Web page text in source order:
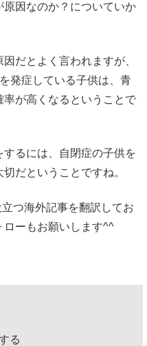
因なのか？についていか
だとよく言われますが、
発症している子供は、青
が高くなるということで
るには、自閉症の子供を
だということですね。
つ海外記事を翻訳してお
ローもお願いします^^
る